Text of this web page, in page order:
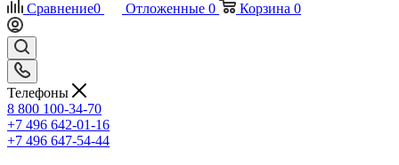
Сравнение0 Отложенные 0 Корзина 0
Телефоны
8 800 100-34-70
+7 496 642-01-16
+7 496 647-54-44